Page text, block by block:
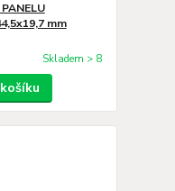
mm
Skladem > 8